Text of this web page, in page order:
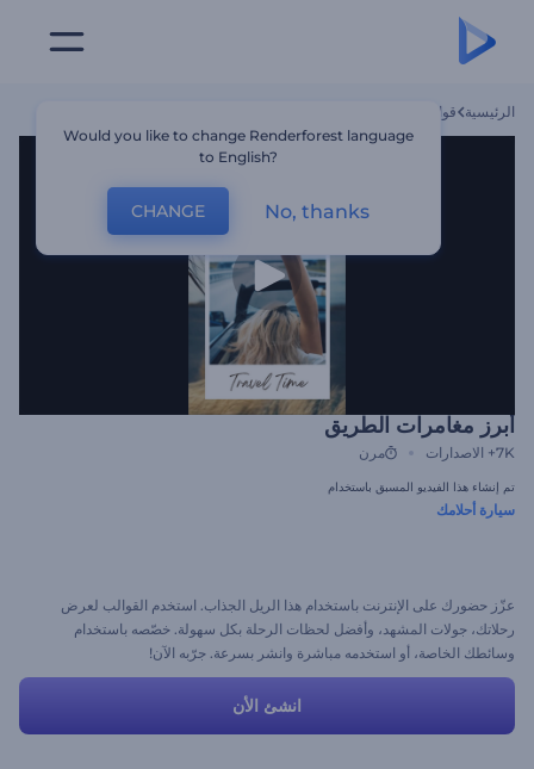
الرئيسية قوالب
أبرز مغامرات الطريق
7K+ الاصدارات مرن
تم إنشاء هذا الفيديو المسبق باستخدام
سيارة أحلامك
عزّز حضورك على الإنترنت باستخدام هذا الريل الجذاب. استخدم القوالب لعرض
رحلاتك، جولات المشهد، وأفضل لحظات الرحلة بكل سهولة. خصّصه باستخدام
وسائطك الخاصة، أو استخدمه مباشرة وانشر بسرعة. جرّبه الآن!
انشئ الأن
Would you like to change Renderforest language
to English?
CHANGE No, thanks